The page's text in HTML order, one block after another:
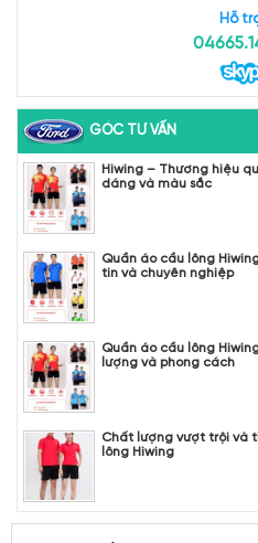
Hỗ
GÓC TƯ VẤN
Hiwing – Thương hiệu
dáng và màu sắc
Quần áo cầu lông
tin và chuyên nghiệp
Quần áo cầu lông
lượng và phong cách
Chất lượng vượt trội và
lông Hiwing